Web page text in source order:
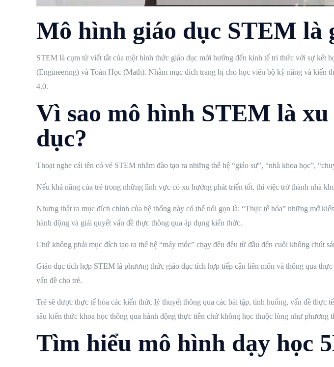
Mô hình giáo dục STEM là
STEM là cụm từ viết tắt của một hình thức giáo dục mới hướng đến kinh tế tri thức với sự
(Engineering) và Toán Học (Math). Nhằm mục đích trang bị cho học viên bộ kỹ năng và kiến
4.0.
Vì sao mô hình STEM là
dục?
Thoạt nghe cái tên có vẻ STEM nhằm đào tạo ra những thế hệ “giáo sư”, “nhà khoa học”,
Nếu khả năng của trẻ trong những lĩnh vực có xu hướng phát triển tốt, thì việc trở thành nhà
Nhưng thật ra mục đích chính của hệ thống này có thể nói gọn là: “Thực tế hóa” những mớ
hành động và giải quyết vấn đề thực thông qua áp dụng kiến thức.
Chứ không phải mục đích tạo ra thế hệ “máy móc” chạy đều đều từ đầu đến cuối không chút
Giáo dục tích hợp STEM là phương thức giáo dục tích hợp tiếp cận liên môn và thông qua
vấn đề cho trẻ.
Trẻ sẽ được thực tế hóa các kiến thức lý thuyết thông qua các bài tập, tình huống, vấn đề
sâu kiến thức khoa học thông qua hành động thực tiễn chứ không học thuộc lòng như phương
Tìm hiểu mô hình dạy học